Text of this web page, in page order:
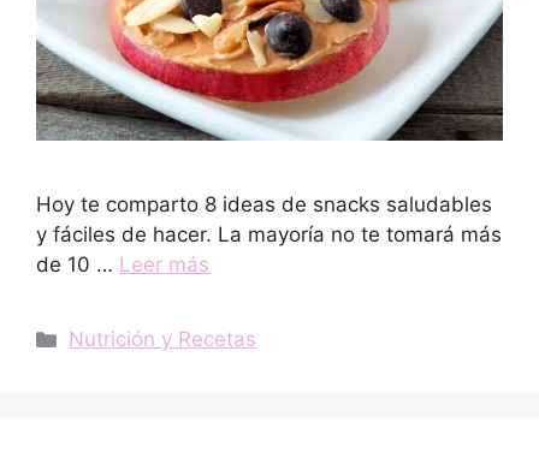
Hoy te comparto 8 ideas de snacks saludables
y fáciles de hacer. La mayoría no te tomará más
de 10 … Leer más
Categorías
Nutrición y Recetas